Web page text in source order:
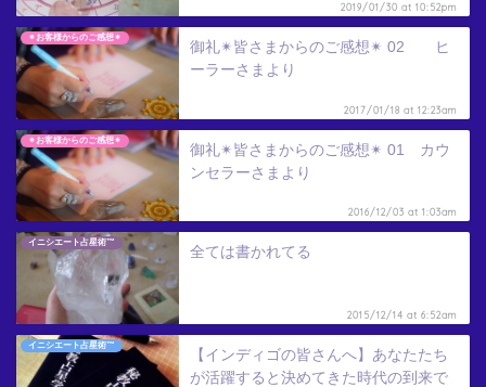
2019/01/30 at 10:52pm
✴︎お客様からのご感想✴︎
御礼✴︎皆さまからのご感想✴︎ 02 ヒ
ーラーさまより
2017/01/18 at 12:23am
✴︎お客様からのご感想✴︎
御礼✴︎皆さまからのご感想✴︎ 01 カウ
ンセラーさまより
2016/12/03 at 1:03am
イニシエート占星術™
全ては書かれてる
2015/12/14 at 6:52am
イニシエート占星術™
【インディゴの皆さんへ】あなたたち
が活躍すると決めてきた時代の到来で